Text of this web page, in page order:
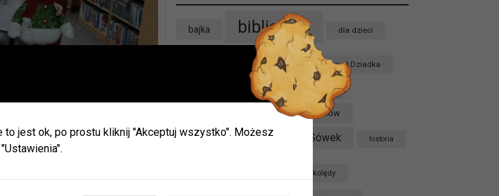
bajka biblioteka dla dzieci
Dzień Babci Dzień Dziadka
Dzień Pluszowego Misia Franklin
Grupa Krabików
Grupa Lisków Grupa Sówek historia
kolędy
informacja!
i w Hadrze oraz oddział dla dzieci w
w Herbach (ul. Lubliniecka) i w Lisowie.
pracowników godziny otwarcia mogą
na naszej stronie internetowej i facebooku.
to jest ok, po prostu kliknij "Akceptuj wszystko". Możesz